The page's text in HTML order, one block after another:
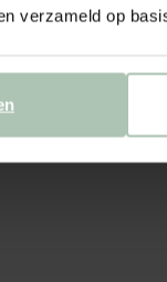
verzameld op